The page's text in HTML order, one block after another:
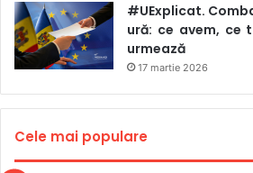
#UExplicat.
ură: ce avem, ce
urmează
17 martie 2026
Cele mai populare